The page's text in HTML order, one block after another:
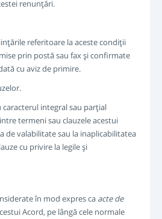
renunţări.
referitoare la aceste condiţii
prin postă sau fax şi confirmate
cu aviz de primire.
caracterul integral sau parţial
termeni sau clauzele acestui
de valabilitate sau la inaplicabilitatea
cu privire la legile şi
în mod expres ca acte de
Acord, pe lângă cele normale